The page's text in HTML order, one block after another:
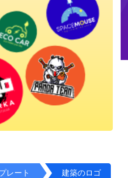
レート 建築のロゴ